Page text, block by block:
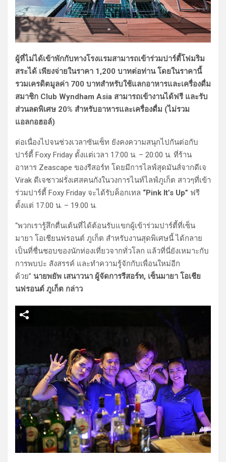
ผู้ที่ไม่ได้เข้าพักกับทางโรงแรมสามารถเข้าร่วมปาร์ตี้โฟมริม
สระได้ เพียงจ่ายในราคา 1,200 บาทต่อท่าน โดยในราคานี้
รวมเครดิตมูลค่า 700 บาทสำหรับใช้แลกอาหารและเครื่องดื่ม
สมาชิก Club Wyndham Asia สามารถเข้างานได้ฟรี และรับ
ส่วนลดพิเศษ 20% สำหรับอาหารและเครื่องดื่ม (ไม่รวม
แอลกอฮอล์)
ต่อเนื่องไปจนช่วงเวลาซันเซ็ท ยังคงความสนุกไปกันต่อกับ
ปาร์ตี้ Foxy Friday ตั้งแต่เวลา 17:00 น. – 20:00 น. ที่ร้าน
อาหาร Zeascape ของรีสอร์ท โดยมีการไลฟ์สุดมันส์จากดีเจ
Virak ดีเจชาวฝรั่งเศสคนกังในวงการไนท์ไลฟ์ภูเก็ต สาวๆที่เข้า
ร่วมปาร์ตี้ Foxy Friday จะได้รับค็อกเทล “Pink It’s Up” ฟรี
ตั้งแต่ 17.00 น. – 19.00 น.
“พวกเรารู้สึกตื่นเต้นที่ได้ต้อนรับแขกผู้เข้าร่วมปาร์ตี้ที่เซ็น
มายา โอเชียนฟรอนต์ ภูเก็ต สำหรับงานสุดพิเศษนี้ ได้กลาย
เป็นที่ชื่นชอบของนักท่องเที่ยวจากทั่วโลก แล้วที่นี่ยังเหมาะกับ
การพบปะ สังสรรค์ และทำความรู้จักกับเพื่อนใหม่อีก
ด้วย” นายพยัพ เสนาวนา ผู้จัดการรีสอร์ท, เซ็นมายา โอเชีย
นฟรอนต์ ภูเก็ต กล่าว